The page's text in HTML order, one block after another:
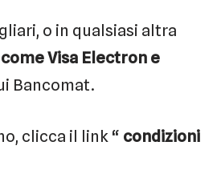
o in qualsiasi altra
Visa Electron e
Bancomat.
clicca il link “ condizioni